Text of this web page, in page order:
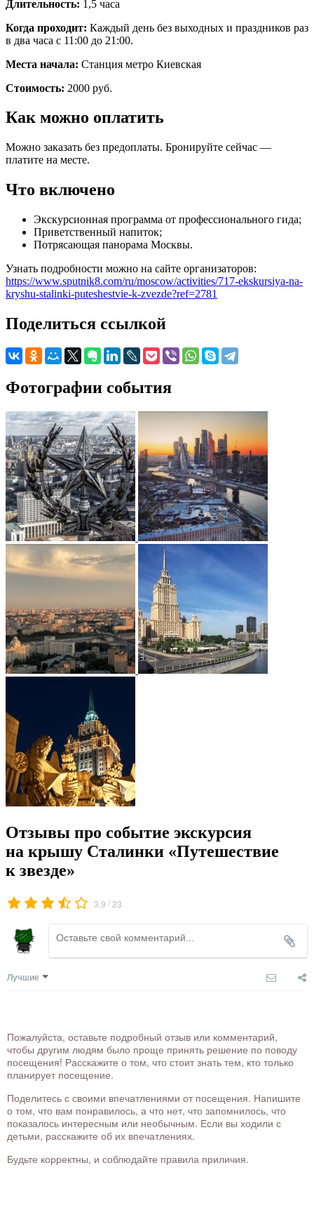
Длительность: 1,5 часа
Когда проходит: Каждый день без выходных и праздников раз
в два часа с 11:00 до 21:00.
Места начала: Станция метро Киевская
Стоимость: 2000 руб.
Как можно оплатить
Можно заказать без предоплаты. Бронируйте сейчас —
платите на месте.
Что включено
Экскурсионная программа от профессионального гида;
Приветственный напиток;
Потрясающая панорама Москвы.
Узнать подробности можно на сайте организаторов:
https://www.sputnik8.com/ru/moscow/activities/717-ekskursiya-na-
kryshu-stalinki-puteshestvie-k-zvezde?ref=2781
Поделиться ссылкой
Фотографии события
Отзывы про событие экскурсия
на крышу Сталинки «Путешествие
к звезде»
3.9 /23
Лучшие
Пожалуйста, оставьте подробный отзыв или комментарий,
чтобы другим людям было проще принять решение по поводу
посещения! Расскажите о том, что стоит знать тем, кто только
планирует посещение.
Поделитесь с своими впечатлениями от посещения. Напишите
о том, что вам понравилось, а что нет, что запомнилось, что
показалось интересным или необычным. Если вы ходили с
детьми, расскажите об их впечатлениях.
Будьте корректны, и соблюдайте правила приличия.